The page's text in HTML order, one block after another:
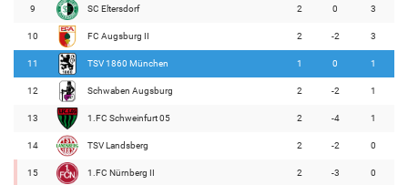
9 SC Eltersdorf 2 0 3
10 FC Augsburg II 2 -2 3
11 TSV 1860 München 1 0 1
12 Schwaben Augsburg 2 -2 1
13 1.FC Schweinfurt 05 2 -4 1
14 TSV Landsberg 2 -2 0
15 1.FC Nürnberg II 2 -3 0